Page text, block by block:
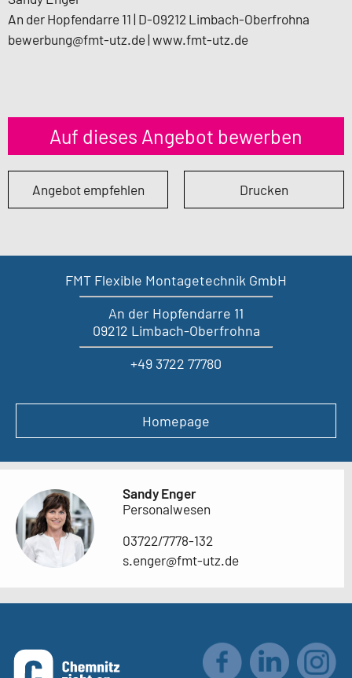
An der Hopfendarre 11 | D-09212 Limbach-Oberfrohna
bewerbung@fmt-utz.de | www.fmt-utz.de
Auf dieses Angebot bewerben
Angebot empfehlen Drucken
FMT Flexible Montagetechnik GmbH
An der Hopfendarre 11
09212 Limbach-Oberfrohna
+49 3722 77780
Homepage
Sandy Enger
Personalwesen
03722/7778-132
s.enger@fmt-utz.de